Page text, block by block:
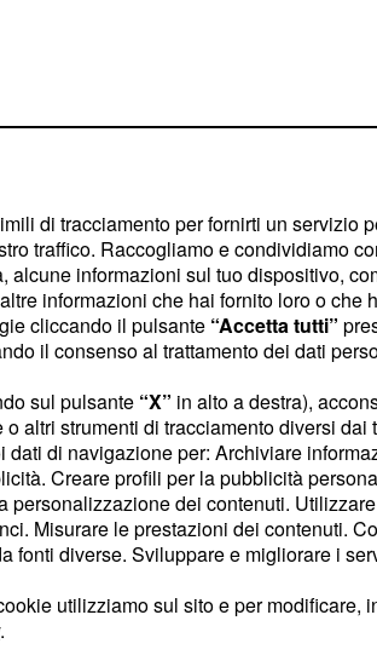
e la
in precedenza
di questo incontro.
donne: le
Mara
diUomini e
di una
in un
di tracciamento per fornirti un servizio
traffico. Raccogliamo e condividiamo
informazioni sul tuo dispositivo,
informazioni che hai fornito loro o
cliccando il pulsante “Accetta tutti”
il consenso al trattamento dei dati
sul pulsante “X” in alto a destra),
altri strumenti di tracciamento diversi dai
dati di navigazione per: Archiviare
Creare profili per la pubblicità
personalizzazione dei contenuti.
Misurare le prestazioni dei contenuti.
fonti diverse. Sviluppare e migliorare i
utilizziamo sul sito e per modificare,
.